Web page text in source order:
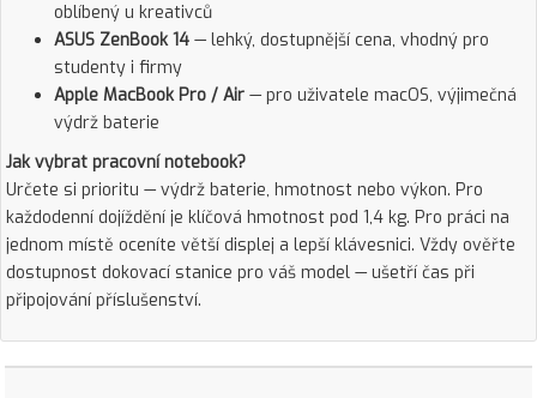
oblíbený u kreativců
ASUS ZenBook 14 — lehký, dostupnější cena, vhodný pro
studenty i firmy
Apple MacBook Pro / Air — pro uživatele macOS, výjimečná
výdrž baterie
Jak vybrat pracovní notebook?
Určete si prioritu — výdrž baterie, hmotnost nebo výkon. Pro
každodenní dojíždění je klíčová hmotnost pod 1,4 kg. Pro práci na
jednom místě oceníte větší displej a lepší klávesnici. Vždy ověřte
dostupnost dokovací stanice pro váš model — ušetří čas při
připojování příslušenství.